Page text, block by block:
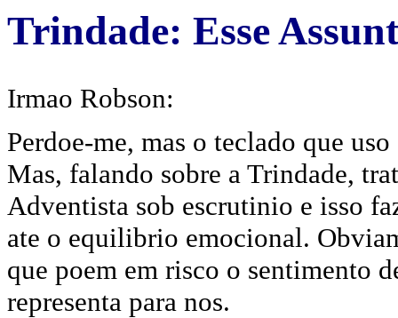
Trindade: Esse
Irmao Robson:
Perdoe-me, mas o teclado que
Mas, falando sobre a Trindade,
Adventista sob escrutinio e isso
ate o equilibrio emocional.
que poem em risco o sentimento
representa para nos.